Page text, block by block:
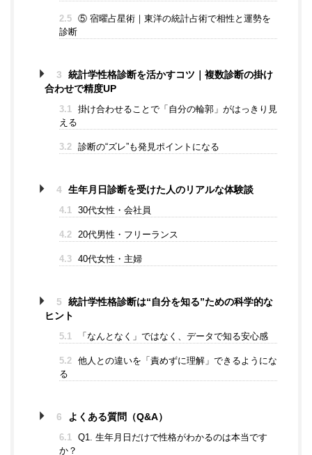
2.5
⑤ 宿曜占星術｜東洋の統計占術で相性と運勢を
診断
3
統計学性格診断を活かすコツ｜複数診断の掛け
合わせで精度UP
3.1
掛け合わせることで「自分の輪郭」がはっきり見
える
3.2 診断の“ズレ”も発見ポイントになる
4 生年月日診断を受けた人のリアルな体験談
4.1 30代女性・会社員
4.2 20代男性・フリーランス
4.3 40代女性・主婦
5
統計学性格診断は“自分を知る”ための科学的な
ヒント
5.1 「なんとなく」ではなく、データで知る安心感
5.2
他人との違いを「責めずに理解」できるようにな
る
6 よくある質問（Q&A）
6.1
Q1. 生年月日だけで性格がわかるのは本当です
か？